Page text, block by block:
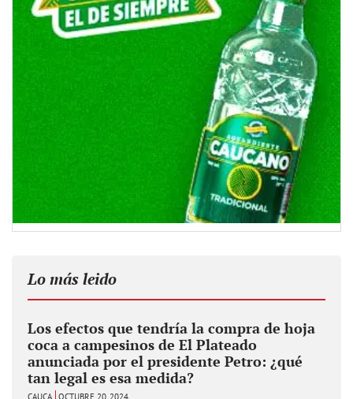
Lo más leido
Los efectos que tendría la compra de hoja
coca a campesinos de El Plateado
anunciada por el presidente Petro: ¿qué
tan legal es esa medida?
CAUCA OCTUBRE 20, 2024